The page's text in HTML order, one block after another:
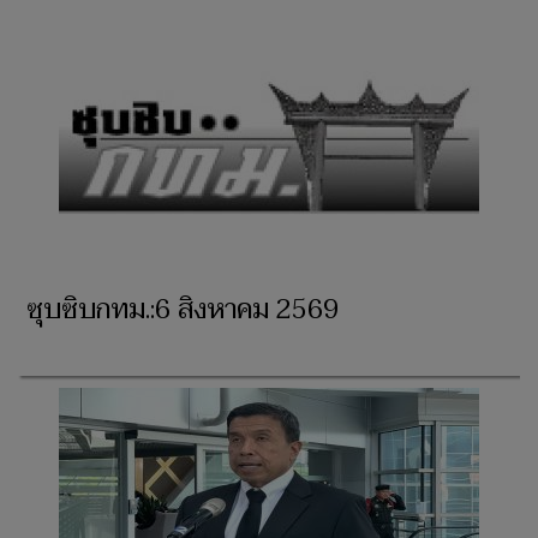
ซุบซิบกทม.:6 สิงหาคม 2569